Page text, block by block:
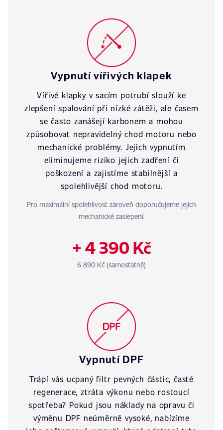
Vypnutí vířivých klapek
Vířivé klapky v sacím potrubí slouží ke
zlepšení spalování při nízké zátěži, ale časem
se často zanášejí karbonem a mohou
způsobovat nepravidelný chod motoru nebo
mechanické problémy. Jejich vypnutím
eliminujeme riziko jejich zadření či
poškození a zajistíme stabilnější a
spolehlivější chod motoru.
Pro maximální spolehlivost zároveň doporučujeme jejich
mechanické zaslepení.
+ 4 390 Kč
6 890 Kč (samostatně)
Vypnutí DPF
Trápí vás ucpaný filtr pevných částic, časté
regenerace, ztráta výkonu nebo rostoucí
spotřeba? Pokud jsou náklady na opravu či
výměnu DPF neúměrně vysoké, nabízíme